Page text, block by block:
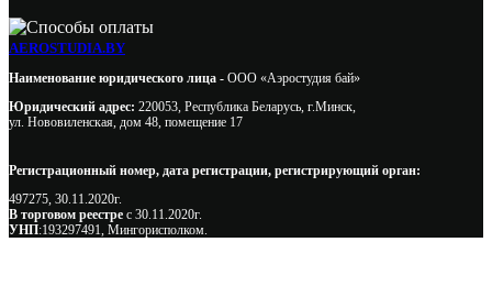
AEROSTUDIA.BY
Наименование юридического лица - ООО «Аэростудия бай»
Юридический адрес: 220053, Республика Беларусь, г.Минск,
ул. Нововиленская, дом 48, помещение 17
Регистрационный номер, дата регистрации, регистрирующий орган:
497275, 30.11.2020г.
В торговом реестре с 30.11.2020г.
УНП:193297491, Мингорисполком.